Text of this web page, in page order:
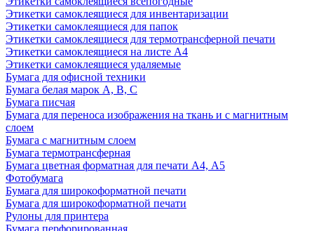
Этикетки самоклеящиеся для инвентаризации
Этикетки самоклеящиеся для папок
Этикетки самоклеящиеся для термотрансферной печати
Этикетки самоклеящиеся на листе А4
Этикетки самоклеящиеся удаляемые
Бумага для офисной техники
Бумага белая марок А, В, С
Бумага писчая
Бумага для переноса изображения на ткань и с магнитным
слоем
Бумага с магнитным слоем
Бумага термотрансферная
Бумага цветная форматная для печати А4, А5
Фотобумага
Бумага для широкоформатной печати
Бумага для широкоформатной печати
Рулоны для принтера
Бумага перфорированная